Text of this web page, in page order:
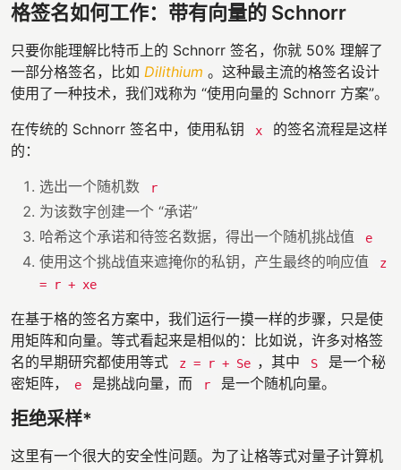
格签名如何工作：带有向量的 Schnorr
只要你能理解比特币上的 Schnorr 签名，你就 50% 理解了
一部分格签名，比如 Dilithium 。这种最主流的格签名设计
使用了一种技术，我们戏称为 “使用向量的 Schnorr 方案”。
在传统的 Schnorr 签名中，使用私钥
x
的签名流程是这样
的：
选出一个随机数
r
为该数字创建一个 “承诺”
哈希这个承诺和待签名数据，得出一个随机挑战值
e
使用这个挑战值来遮掩你的私钥，产生最终的响应值
z
= r + xe
在基于格的签名方案中，我们运行一摸一样的步骤，只是使
用矩阵和向量。等式看起来是相似的：比如说，许多对格签
名的早期研究都使用等式
z = r + Se ，其中 S
是一个秘
密矩阵，
e 是挑战向量，而 r 是一个随机向量。
拒绝采样*
这里有一个很大的安全性问题。为了让格等式对量子计算机